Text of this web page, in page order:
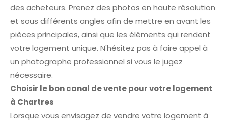
des acheteurs. Prenez des photos en haute résolution
et sous différents angles afin de mettre en avant les
pièces principales, ainsi que les éléments qui rendent
votre logement unique. N'hésitez pas à faire appel à
un photographe professionnel si vous le jugez
nécessaire.
Choisir le bon canal de vente pour votre logement
à Chartres
Lorsque vous envisagez de vendre votre logement à